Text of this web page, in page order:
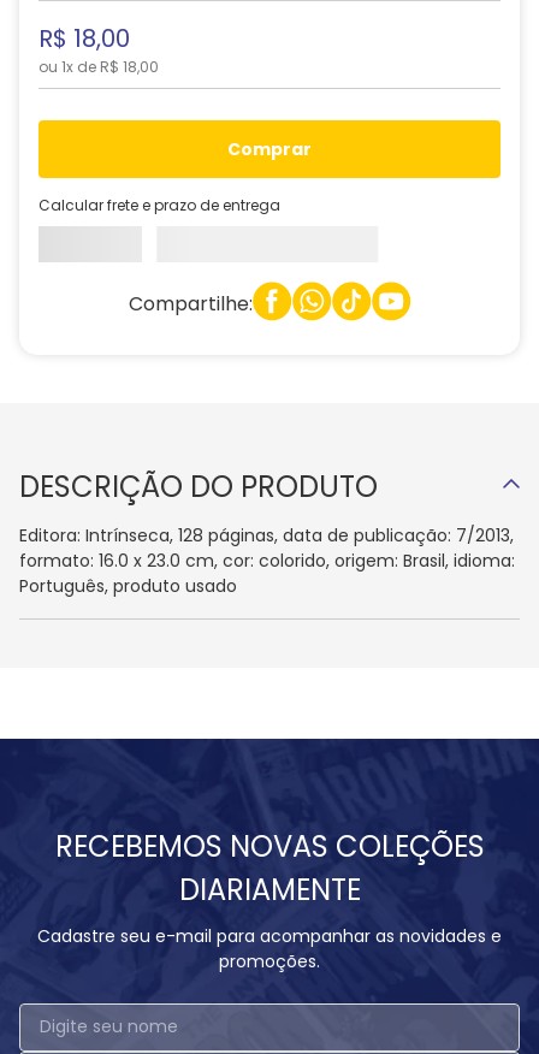
R$ 18,00
ou 1x de R$ 18,00
comprar
Calcular frete e prazo de entrega
Compartilhe:
DESCRIÇÃO DO PRODUTO
Editora: Intrínseca, 128 páginas, data de publicação: 7/2013,
formato: 16.0 x 23.0 cm, cor: colorido, origem: Brasil, idioma:
Português, produto usado
RECEBEMOS NOVAS COLEÇÕES
DIARIAMENTE
Cadastre seu e-mail para acompanhar as novidades e
promoções.